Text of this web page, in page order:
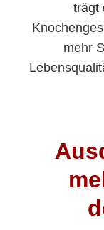
trägt
mehr